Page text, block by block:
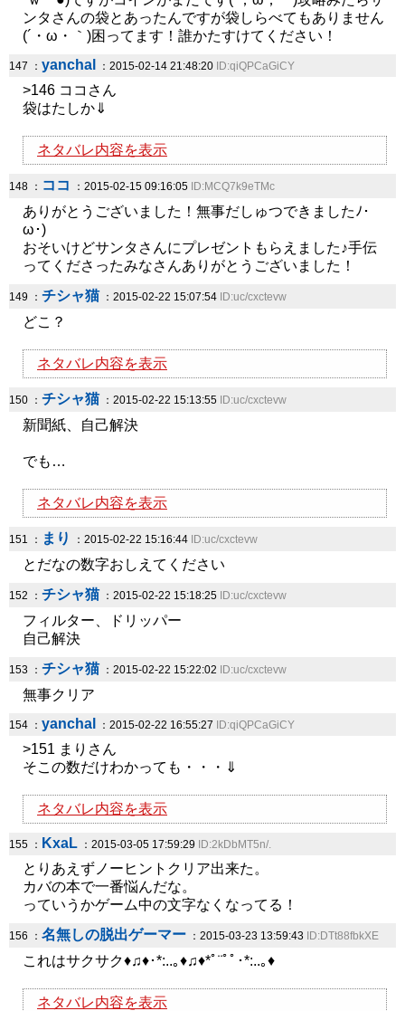
ンタさんの袋とあったんですが袋しらべてもありません
(´・ω・｀)困ってます！誰かたすけてください！
147 ： yanchal ：2015-02-14 21:48:20 ID:qiQPCaGiCY
>146 ココさん
袋はたしか⇓
ネタバレ内容を表示
148 ： ココ ：2015-02-15 09:16:05 ID:MCQ7k9eTMc
ありがとうございました！無事だしゅつできましたﾉ･
ω･)
おそいけどサンタさんにプレゼントもらえました♪手伝
ってくださったみなさんありがとうございました！
149 ： チシャ猫 ：2015-02-22 15:07:54 ID:uc/cxctevw
どこ？
ネタバレ内容を表示
150 ： チシャ猫 ：2015-02-22 15:13:55 ID:uc/cxctevw
新聞紙、自己解決
でも…
ネタバレ内容を表示
151 ： まり ：2015-02-22 15:16:44 ID:uc/cxctevw
とだなの数字おしえてください
152 ： チシャ猫 ：2015-02-22 15:18:25 ID:uc/cxctevw
フィルター、ドリッパー
自己解決
153 ： チシャ猫 ：2015-02-22 15:22:02 ID:uc/cxctevw
無事クリア
154 ： yanchal ：2015-02-22 16:55:27 ID:qiQPCaGiCY
>151 まりさん
そこの数だけわかっても・・・⇓
ネタバレ内容を表示
155 ： KxaL ：2015-03-05 17:59:29 ID:2kDbMT5n/.
とりあえずノーヒントクリア出来た。
カバの本で一番悩んだな。
っていうかゲーム中の文字なくなってる！
156 ： 名無しの脱出ゲーマー ：2015-03-23 13:59:43 ID:DTt88fbkXE
これはサクサク♦♫♦･*:..｡♦♫♦*ﾟ¨ﾟﾟ･*:..｡♦
ネタバレ内容を表示